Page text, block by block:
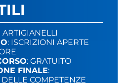
ARTIGIANELLI
: ISCRIZIONI APERTE
: GRATUITO
FINALE:
COMPETENZE